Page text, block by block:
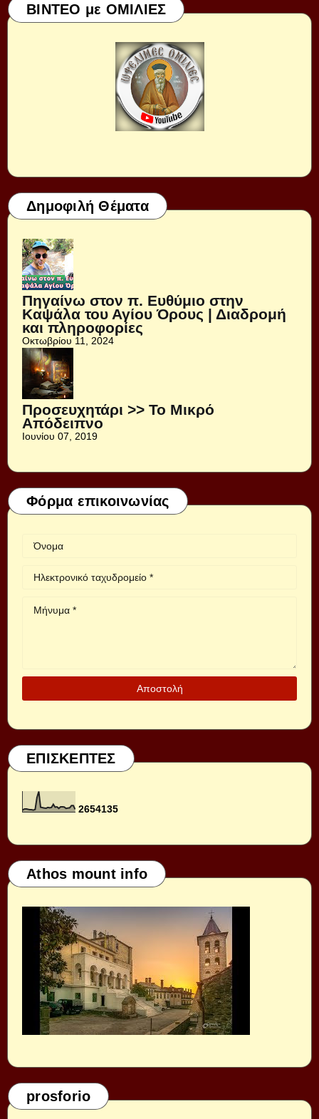
ΒΙΝΤΕΟ με ΟΜΙΛΙΕΣ
Δημοφιλή Θέματα
Πηγαίνω στον π. Ευθύμιο στην
Καψάλα του Αγίου Όρους | Διαδρομή
και πληροφορίες
Οκτωβρίου 11, 2024
Προσευχητάρι >> Το Μικρό
Απόδειπνο
Ιουνίου 07, 2019
Φόρμα επικοινωνίας
ΕΠΙΣΚΕΠΤΕΣ
2654135
Athos mount info
prosforio